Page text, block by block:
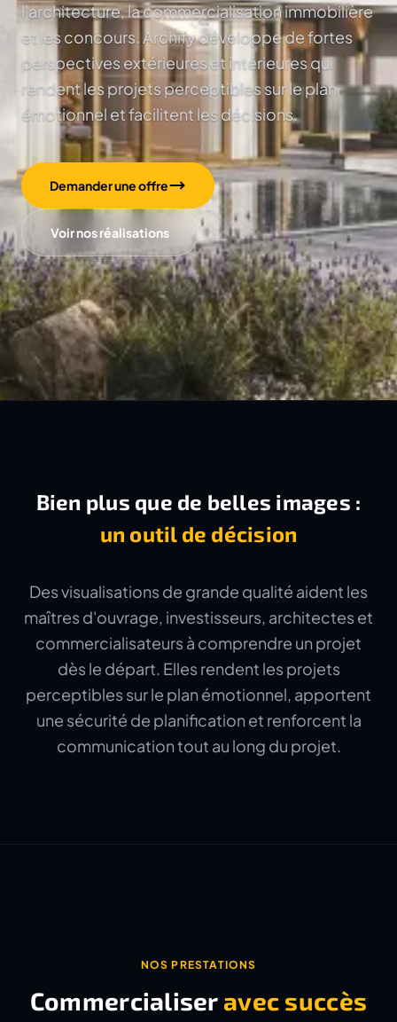
l'architecture, la commercialisation immobilière
et les concours. Archify développe de fortes
perspectives extérieures et intérieures qui
rendent les projets perceptibles sur le plan
émotionnel et facilitent les décisions.
Demander une offre
Voir nos réalisations
Bien plus que de belles images :
un outil de décision
Des visualisations de grande qualité aident les
maîtres d'ouvrage, investisseurs, architectes et
commercialisateurs à comprendre un projet
dès le départ. Elles rendent les projets
perceptibles sur le plan émotionnel, apportent
une sécurité de planification et renforcent la
communication tout au long du projet.
NOS PRESTATIONS
Commercialiser avec succès